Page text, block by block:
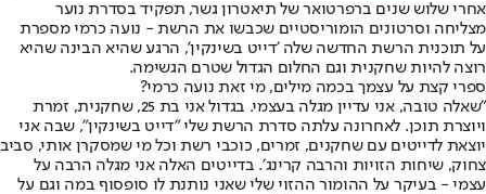
אחרי שלוש שנים ברפרטואר של תיאטרון גשר, תפקיד בסדרת נוער
מצליחה וסרטונים הומוריסטיים שכבשו את הרשת - נועה כרמי מספרת
על תוכנית הרשת החדשה שלה 'דייט בשינקין', הרגע שהיא הבינה שהיא
רוצה להיות שחקנית וגם החלום הגדול שטרם הגשימה.
ספרי קצת על עצמך בכמה מילים, מי זאת נועה כרמי?
"שאלה טובה, אני עדיין מגלה בעצמי. בגדול אני בת 25, שחקנית, זמרת
ויוצרת תוכן. לאחרונה עלתה סדרת הרשת שלי ״דייט בשינקין״, שבה אני
יוצאת לדייטים עם שחקנים, זמרים, כוכבי רשת וכל מי שמסקרן אותי, סביב
צחוק, שיחות הזויות והרבה קרינג׳. בדייטים האלה אני מגלה הרבה על
עצמי - בעיקר על ההומור ההזוי שלי שאני נותנת לו סופסוף במה וגם על